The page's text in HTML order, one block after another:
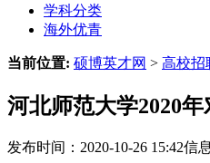
学科分类
海外优青
当前位置: 硕博英才网 > 高校招
河北师范大学2020
发布时间：2020-10-26 15:42信